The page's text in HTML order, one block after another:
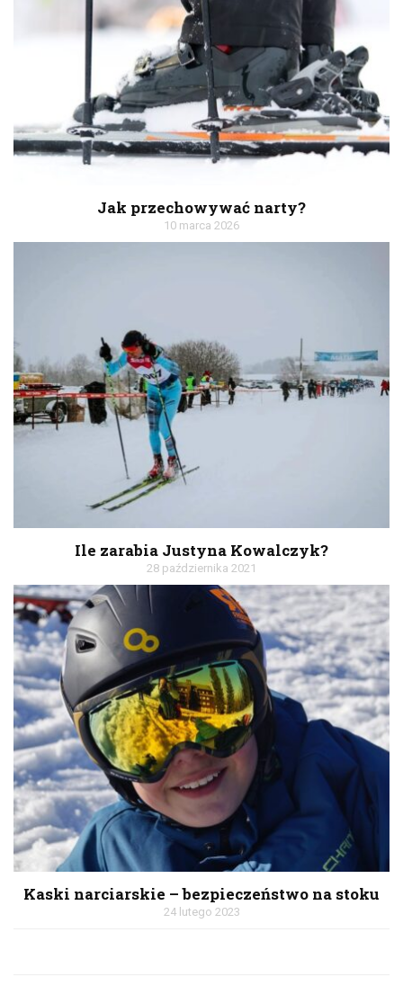
Jak przechowywać narty?
10 marca 2026
Ile zarabia Justyna Kowalczyk?
28 października 2021
Kaski narciarskie – bezpieczeństwo na stoku
24 lutego 2023